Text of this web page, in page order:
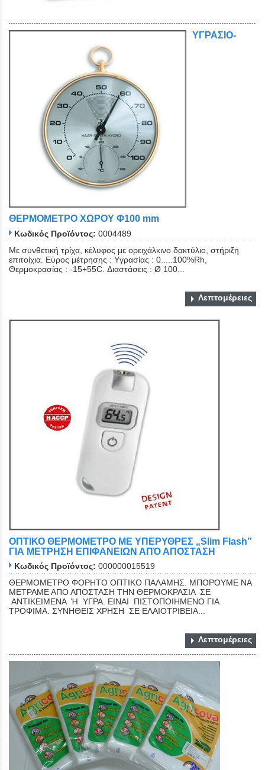
Close
ΥΓΡΑΣΙΟ-
ΘΕΡΜΟΜΕΤΡΟ XΩΡΟΥ Φ100 mm
Κωδικός Προϊόντος: 0004489
Με συνθετική τρίχα, κέλυφος με ορειχάλκινο δακτύλιο, στήριξη
επιτοίχια. Εύρος μέτρησης : Yγρασίας : 0.....100%Rh,
Θερμοκρασίας : -15+55C. Διαστάσεις : Ø 100...
Λεπτομέρειες
ΟΠΤΙΚΟ ΘΕΡΜΟΜΕΤΡΟ ΜΕ ΥΠΕΡΥΘΡΕΣ „Slim Flash”
ΓΙΑ ΜΕΤΡΗΣΗ ΕΠΙΦΑΝΕΙΩΝ ΑΠΌ ΑΠΟΣΤΑΣΗ
Κωδικός Προϊόντος: 000000015519
ΘΕΡΜΟΜΕΤΡΟ ΦΟΡΗΤΟ ΟΠΤΙΚΟ ΠΑΛΑΜΗΣ. ΜΠΟΡΟΥΜΕ ΝΑ
ΜΕΤΡΑΜΕ ΑΠΟ ΑΠΟΣΤΑΣΗ ΤΗΝ ΘΕΡΜΟΚΡΑΣΙΑ ΣΕ
ΑΝΤΙΚΕΙΜΕΝΑ Ή ΥΓΡΑ. ΕΙΝΑΙ ΠΙΣΤΟΠΟΙΗΜΕΝΟ ΓΙΑ
ΤΡΟΦΙΜΑ. ΣΥΝΗΘΕΙΣ ΧΡΗΣΗ ΣΕ ΕΛΑΙΟΤΡΙΒΕΙΑ...
Λεπτομέρειες